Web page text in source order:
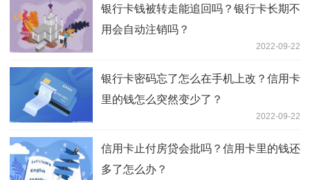
银行卡钱被转走能追回吗？银行卡长期不
用会自动注销吗？
2022-09-22
银行卡密码忘了怎么在手机上改？信用卡
里的钱怎么突然变少了？
2022-09-22
信用卡止付房贷会批吗？信用卡里的钱还
多了怎么办？